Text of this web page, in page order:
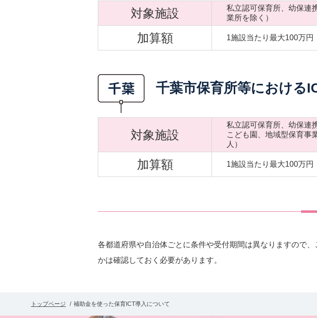
対象施設
私立認可保育所、幼保連
業所を除く）
加算額 1施設当たり最大100万円
千葉市保育所等における
対象施設
私立認可保育所、幼保連
こども園、地域型保育事
人）
加算額 1施設当たり最大100万円
各都道府県や自治体ごとに条件や受付期間は異なりますので
かは確認しておく必要があります。
トップページ 補助金を使った保育ICT導入について